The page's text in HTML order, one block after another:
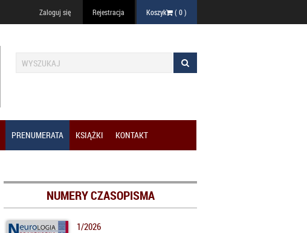
Zaloguj się Rejestracja Koszyk (0)
PRENUMERATA KSIĄŻKI KONTAKT
NUMERY CZASOPISMA
1/2026